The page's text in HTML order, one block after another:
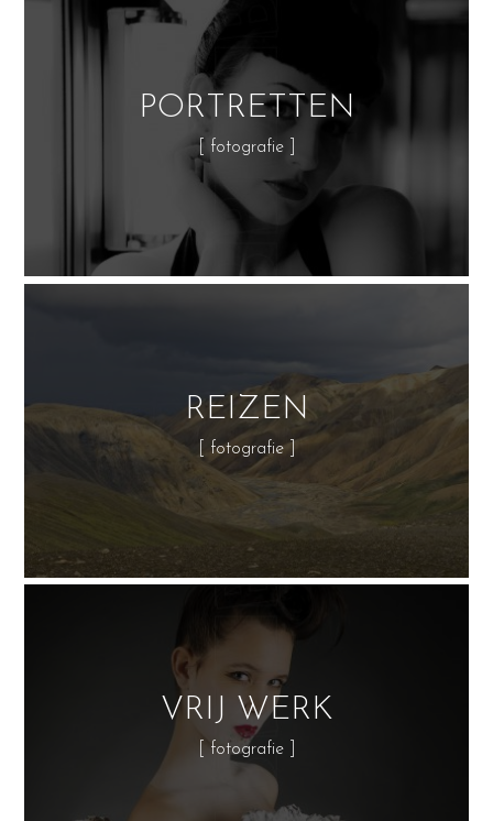
PORTRETTEN
[ fotografie ]
REIZEN
[ fotografie ]
VRIJ WERK
[ fotografie ]